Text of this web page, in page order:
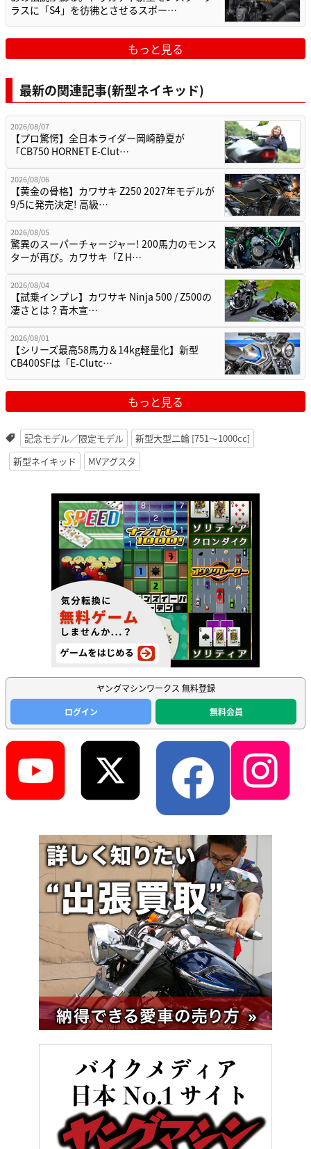
ラスに「S4」を彷彿とさせるスポー…
もっと見る
最新の関連記事(新型ネイキッド)
2026/08/07
【プロ驚愕】全日本ライダー岡崎静夏が
「CB750 HORNET E-Clut…
2026/08/06
【黄金の骨格】カワサキ Z250 2027年モデルが
9/5に発売決定! 高級…
2026/08/05
驚異のスーパーチャージャー! 200馬力のモンス
ターが再び。カワサキ「Z H…
2026/08/04
【試乗インプレ】カワサキ Ninja 500 / Z500の
凄さとは？青木宣…
2026/08/01
【シリーズ最高58馬力＆14kg軽量化】新型
CB400SFは「E-Clutc…
もっと見る
記念モデル／限定モデル
新型大型二輪 [751〜1000cc]
新型ネイキッド
MVアグスタ
ヤングマシンワークス 無料登録
ログイン
無料会員